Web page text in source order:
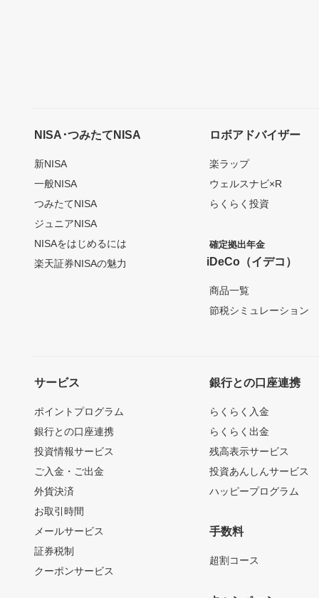
NISA･つみたてNISA
新NISA
一般NISA
つみたてNISA
ジュニアNISA
NISAをはじめるには
楽天証券NISAの魅力
ロボアドバイザー
楽ラップ
ウェルスナビ×R
らくらく投資
確定拠出年金
iDeCo（イデコ）
商品一覧
節税シミュレーション
サービス
ポイントプログラム
銀行との口座連携
投資情報サービス
ご入金・ご出金
外貨決済
お取引時間
メールサービス
証券税制
クーポンサービス
銀行との口座連携
らくらく入金
らくらく出金
残高表示サービス
投資あんしんサービス
ハッピープログラム
手数料
超割コース